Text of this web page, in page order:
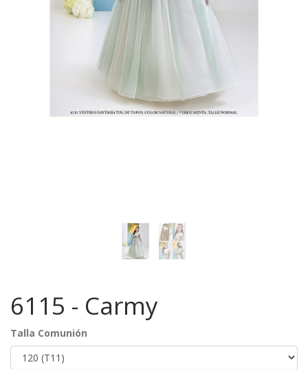
6115 - Carmy
Talla Comunión